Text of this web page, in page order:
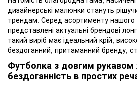
дизайнерські малюнки стануть
трендам. Серед асортименту нашого
представлені актуальні брендові
такий виріб має ідеальний крій,
бездоганний, притаманний бренду,
Футболка з довгим рукавом
бездоганність в простих